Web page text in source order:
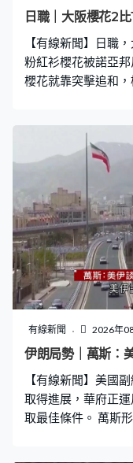
做貓警員，不過深
更揚威海外，包括
慕名而來。 法貝爾
日職｜大阪櫻花2
【有線新聞】日職
粉紅衫櫻花被諾亞
櫻花就靠突擊追和
有線新聞 2026年
伊朗局勢｜萬斯：
【有線新聞】美國
取得進展，華府正
取最佳條件。 萬斯